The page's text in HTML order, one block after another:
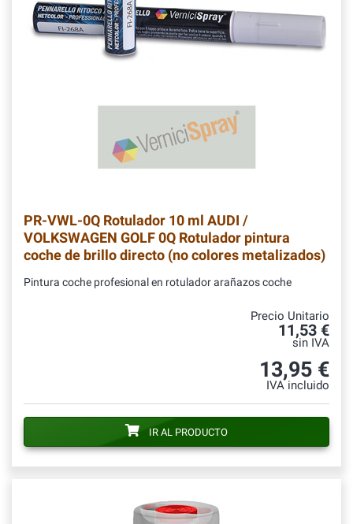
PR-VWL-0Q Rotulador 10 ml AUDI /
VOLKSWAGEN GOLF 0Q Rotulador pintura
coche de brillo directo (no colores metalizados)
Pintura coche profesional en rotulador arañazos coche
Precio Unitario
11,53 €
sin IVA
13,95 €
IVA incluido
IR AL PRODUCTO